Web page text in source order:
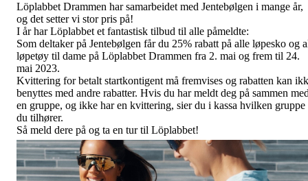
Löplabbet Drammen har samarbeidet med Jentebølgen i mange år,
og det setter vi stor pris på!
I år har Löplabbet et fantastisk tilbud til alle påmeldte:
Som deltaker på Jentebølgen får du 25% rabatt på alle løpesko og
løpetøy til dame på Löplabbet Drammen fra 2. mai og frem til 24.
mai 2023.
Kvittering for betalt startkontigent må fremvises og rabatten kan
benyttes med andre rabatter. Hvis du har meldt deg på sammen
en gruppe, og ikke har en kvittering, sier du i kassa hvilken gruppe
du tilhører.
Så meld dere på og ta en tur til Löplabbet!